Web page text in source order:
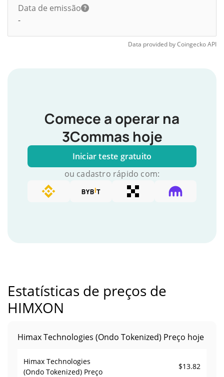
Data de emissão
-
Data provided byCoingeckoAPI
Comece a operar na
3Commas hoje
Iniciar teste gratuito
ou cadastro rápido com:
Estatísticas de preços de
HIMXON
Himax Technologies (Ondo Tokenized) Preço hoje
Himax Technologies
(Ondo Tokenized) Preço
$13.82